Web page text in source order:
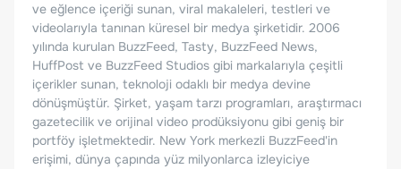
ve eğlence içeriği sunan, viral makaleleri, testleri ve
videolarıyla tanınan küresel bir medya şirketidir. 2006
yılında kurulan BuzzFeed, Tasty, BuzzFeed News,
HuffPost ve BuzzFeed Studios gibi markalarıyla çeşitli
içerikler sunan, teknoloji odaklı bir medya devine
dönüşmüştür. Şirket, yaşam tarzı programları, araştırmacı
gazetecilik ve orijinal video prodüksiyonu gibi geniş bir
portföy işletmektedir. New York merkezli BuzzFeed'in
erişimi, dünya çapında yüz milyonlarca izleyiciye